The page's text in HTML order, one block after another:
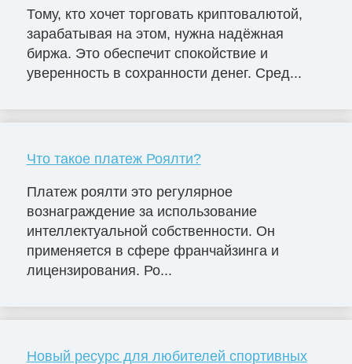
Тому, кто хочет торговать криптовалютой,
зарабатывая на этом, нужна надёжная
биржа. Это обеспечит спокойствие и
уверенность в сохранности денег. Сред...
Что такое платеж Роялти?
Платеж роялти это регулярное
вознаграждение за использование
интеллектуальной собственности. Он
применяется в сфере франчайзинга и
лицензирования. Ро...
Новый ресурс для любителей спортивных